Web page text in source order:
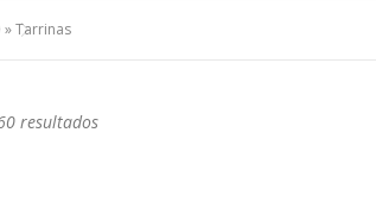
»Tarrinas
resultados